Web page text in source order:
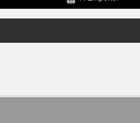
PIZZAS MARINES